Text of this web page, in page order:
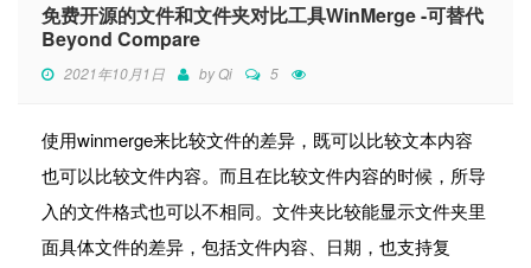
免费开源的文件和文件夹对比工具WinMerge -可替代
Beyond Compare
2021年10月1日 byQi 5
使用winmerge来比较文件的差异，既可以比较文本内容
也可以比较文件内容。而且在比较文件内容的时候，所导
入的文件格式也可以不相同。文件夹比较能显示文件夹里
面具体文件的差异，包括文件内容、日期，也支持复